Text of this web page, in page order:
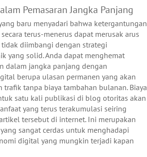
Pemasaran Jangka Panjang
baru menyadari bahwa ketergantungan
terus-menerus dapat merusak arus
diimbangi dengan strategi
yang solid. Anda dapat menghemat
dalam jangka panjang dengan
berupa ulasan permanen yang akan
trafik tanpa biaya tambahan bulanan. Biaya
satu kali publikasi di blog otoritas akan
yang terus terakumulasi seiring
tersebut di internet. Ini merupakan
sangat cerdas untuk menghadapi
digital yang mungkin terjadi kapan